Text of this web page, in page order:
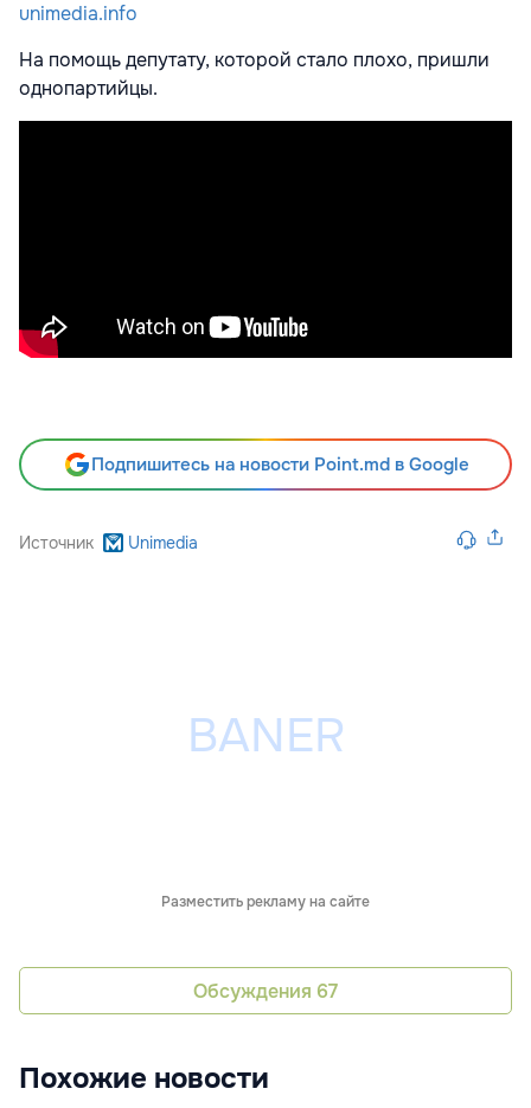
unimedia.info
На помощь депутату, которой стало плохо, пришли
однопартийцы.
Подпишитесь на новости Point.md в Google
Источник Unimedia
Разместить рекламу на сайте
Обсуждения 67
Похожие новости